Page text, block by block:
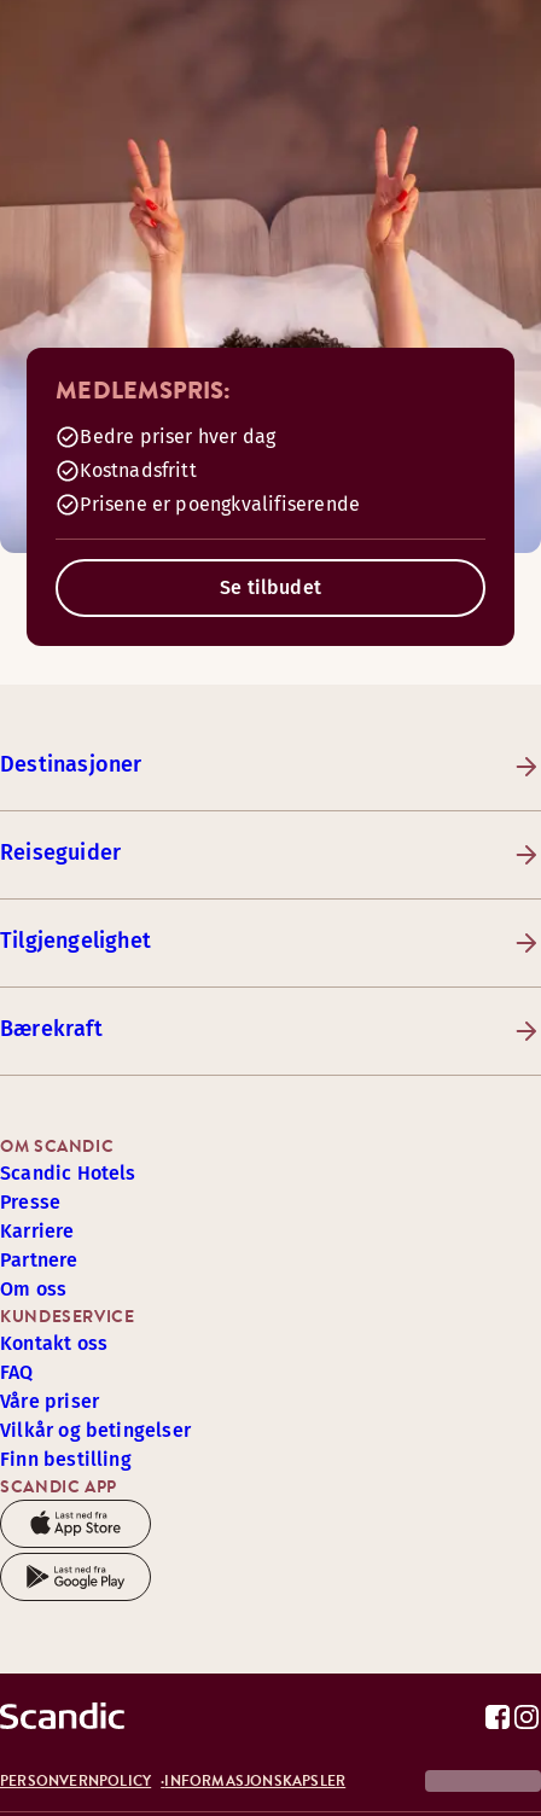
MEDLEMSPRIS:
Bedre priser hver dag
Kostnadsfritt
Prisene er poengkvalifiserende
Se tilbudet
Destinasjoner
Reiseguider
Tilgjengelighet
Bærekraft
SCANDIC APP
KUNDESERVICE
Kontakt oss
FAQ
Våre priser
Vilkår og betingelser
Finn bestilling
OM SCANDIC
Scandic Hotels
Presse
Karriere
Partnere
Om oss
PERSONVERNPOLICY INFORMASJONSKAPSLER